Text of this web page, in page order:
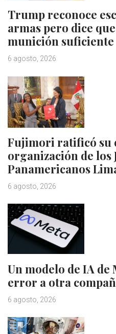
Trump reconoce
armas pero dice
munición suficiente
6 agosto, 2026
Fujimori ratificó su
organización de los
Panamericanos
6 agosto, 2026
Un modelo de IA de
error a otra
6 agosto, 2026